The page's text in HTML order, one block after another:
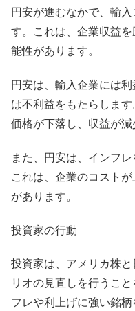
円安が進むなかで、輸
す。これは、企業収益
能性があります。
円安は、輸入企業には
は不利益をもたらしま
価格が下落し、収益が減
また、円安は、インフ
これは、企業のコスト
があります。
投資家の行動
投資家は、アメリカ株
リオの見直しを行うこ
フレや利上げに強い銘